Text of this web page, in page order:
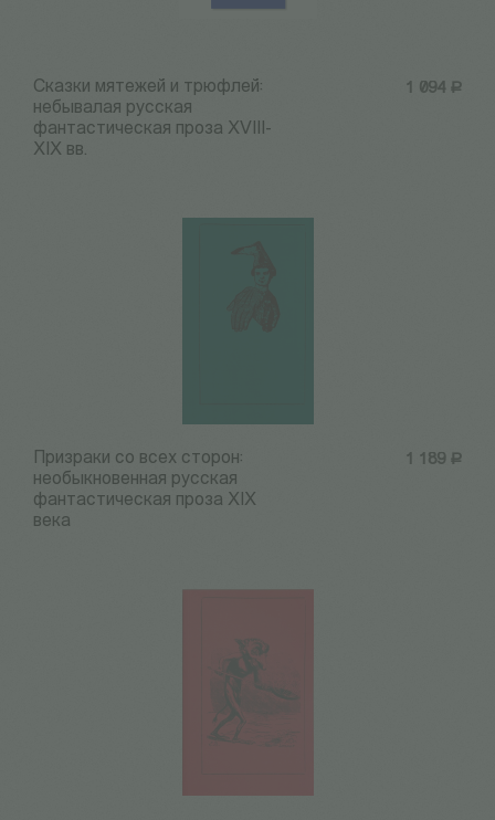
1 094 Р
Сказки мятежей и трюфлей:
небывалая русская
фантастическая проза ХVIII-
ХIХ вв.
1 189 Р
Призраки со всех сторон:
необыкновенная русская
фантастическая проза ХIХ
века